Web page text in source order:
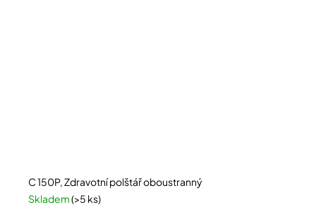
C 150P, Zdravotní polštář oboustranný
Skladem(>5 ks)